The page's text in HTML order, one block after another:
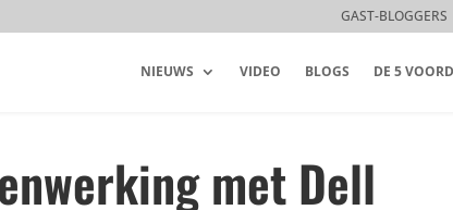
GAST-BLOGGERS
NIEUWS VIDEO BLOGS DE 5
met Dell